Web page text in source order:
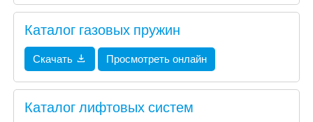
Каталог газовых пружин
Скачать Просмотреть онлайн
Каталог лифтовых систем